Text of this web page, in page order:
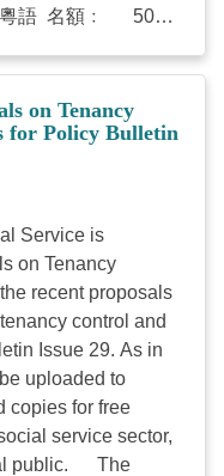
語 名額﹕ 50人
進行 (附上活動流
日或之前於網上
2906或電郵至
on Tenancy
for Policy Bulletin
Service is
on Tenancy
recent proposals
control and
Issue 29. As in
uploaded to
copies for free
service sector,
public. The